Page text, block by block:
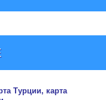
Турции, карта